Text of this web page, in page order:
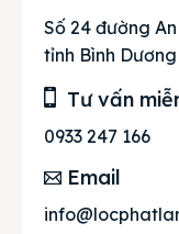
Số 24 đường
tỉnh Bình Dương
Tư vấn
0933 247 166
Email